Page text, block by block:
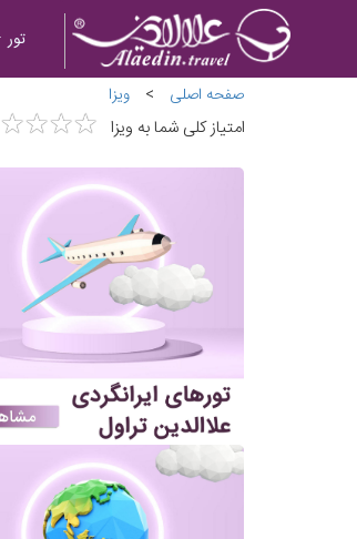
تور
صفحه اصلی > ویزا
امتیاز کلی شما به ویزا ★★★★
★★★★